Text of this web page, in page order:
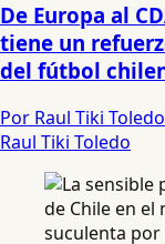
De Europa al
tiene un
del fútbol
Por Raul Tiki Toledo
Raul Tiki Toledo